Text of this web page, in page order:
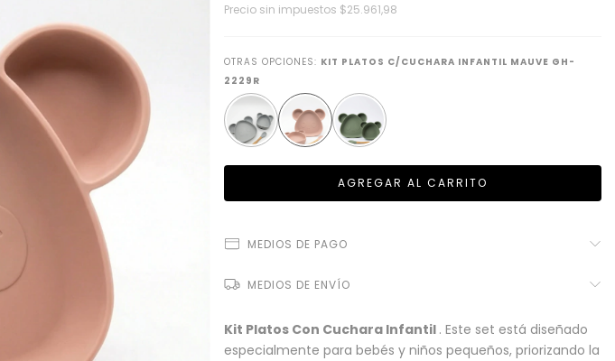
Precio sin impuestos $25.961,98
OTRAS OPCIONES: KIT PLATOS C/CUCHARA INFANTIL MAUVE GH-
2229R
MEDIOS DE PAGO
MEDIOS DE ENVÍO
Kit Platos Con Cuchara Infantil . Este set está diseñado
especialmente para bebés y niños pequeños, priorizando la